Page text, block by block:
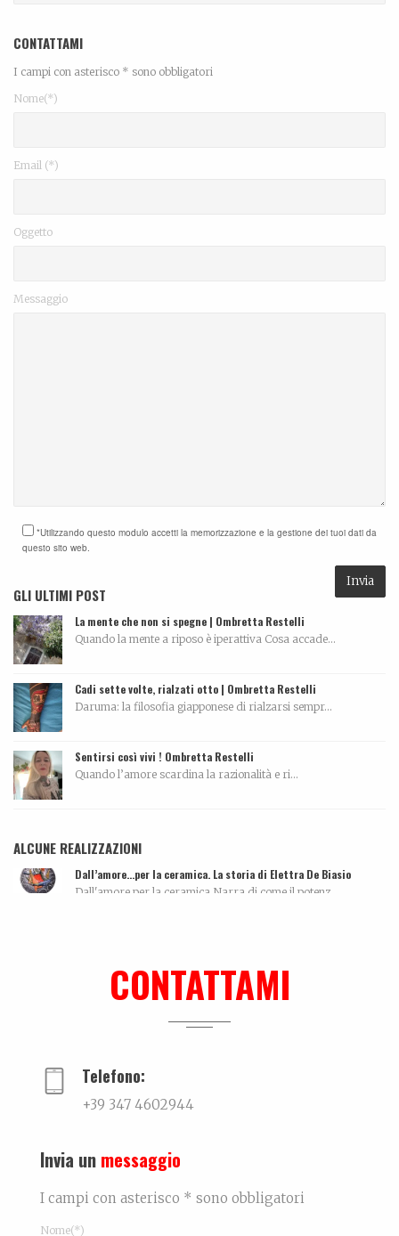
CONTATTAMI
I campi con asterisco * sono obbligatori
Nome(*)
Email (*)
Oggetto
Messaggio
*Utilizzando questo modulo accetti la memorizzazione e la gestione dei tuoi dati da
questo sito web.
GLI ULTIMI POST
La mente che non si spegne | Ombretta Restelli
Quando la mente a riposo è iperattiva Cosa accade...
Cadi sette volte, rialzati otto | Ombretta Restelli
Daruma: la filosofia giapponese di rialzarsi sempr...
Sentirsi così vivi ! Ombretta Restelli
Quando l’amore scardina la razionalità e ri...
ALCUNE REALIZZAZIONI
Dall’amore…per la ceramica. La storia di Elettra De Biasio
Dall'amore per la ceramica.Narra di come il potenz...
Trovare l'equilibrio causa belle cose. Un viaggio...
CONTATTAMI
Telefono:
+39 347 4602944
Invia un messaggio
I campi con asterisco * sono obbligatori
Nome(*)